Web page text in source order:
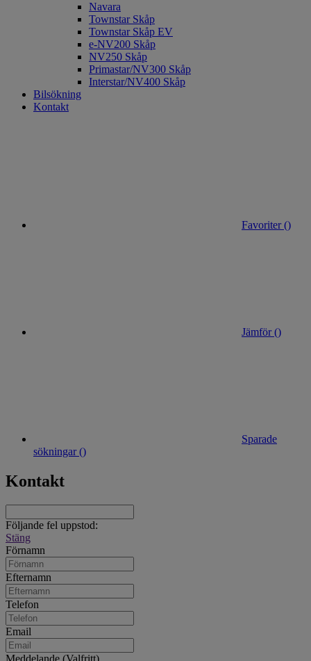
Navara
Townstar Skåp
Townstar Skåp EV
e-NV200 Skåp
NV250 Skåp
Primastar/NV300 Skåp
Interstar/NV400 Skåp
Bilsökning
Kontakt
Favoriter ()
Jämför ()
Sparade
sökningar ()
Kontakt
Följande fel uppstod:
Stäng
Förnamn
Efternamn
Telefon
Email
Meddelande (Valfritt)